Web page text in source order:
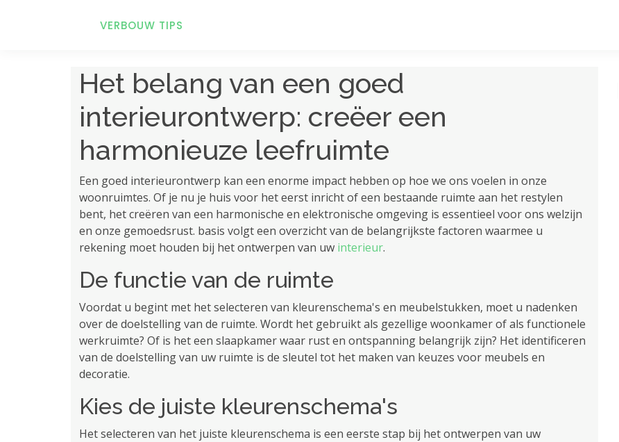
VERBOUW TIPS
Het belang van een goed
interieurontwerp: creëer een
harmonieuze leefruimte
Een goed interieurontwerp kan een enorme impact hebben op hoe we ons voelen in onze
woonruimtes. Of je nu je huis voor het eerst inricht of een bestaande ruimte aan het restylen
bent, het creëren van een harmonische en elektronische omgeving is essentieel voor ons welzijn
en onze gemoedsrust. basis volgt een overzicht van de belangrijkste factoren waarmee u
rekening moet houden bij het ontwerpen van uw interieur.
De functie van de ruimte
Voordat u begint met het selecteren van kleurenschema's en meubelstukken, moet u nadenken
over de doelstelling van de ruimte. Wordt het gebruikt als gezellige woonkamer of als functionele
werkruimte? Of is het een slaapkamer waar rust en ontspanning belangrijk zijn? Het identificeren
van de doelstelling van uw ruimte is de sleutel tot het maken van keuzes voor meubels en
decoratie.
Kies de juiste kleurenschema's
Het selecteren van het juiste kleurenschema is een eerste stap bij het ontwerpen van uw